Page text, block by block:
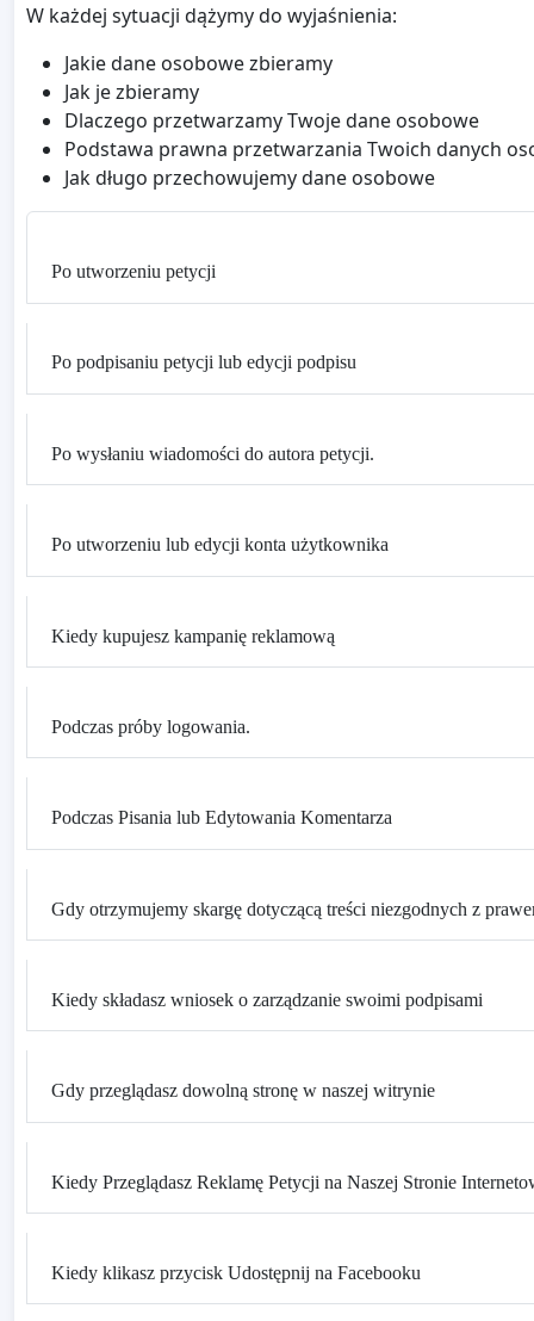
W każdej sytuacji dążymy do wyjaśnienia:
Jakie dane osobowe zbieramy
Jak je zbieramy
Dlaczego przetwarzamy Twoje dane osobowe
Podstawa prawna przetwarzania Twoich danych
Jak długo przechowujemy dane osobowe
Po utworzeniu petycji
Po podpisaniu petycji lub edycji podpisu
Po wysłaniu wiadomości do autora petycji.
Po utworzeniu lub edycji konta użytkownika
Kiedy kupujesz kampanię reklamową
Podczas próby logowania.
Podczas Pisania lub Edytowania Komentarza
Gdy otrzymujemy skargę dotyczącą treści niezgodnych z
Kiedy składasz wniosek o zarządzanie swoimi podpisami
Gdy przeglądasz dowolną stronę w naszej witrynie
Kiedy Przeglądasz Reklamę Petycji na Naszej Stronie
Kiedy klikasz przycisk Udostępnij na Facebooku